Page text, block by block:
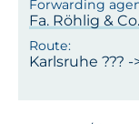
Fa. Röhlig & Co.
Karlsruhe ???